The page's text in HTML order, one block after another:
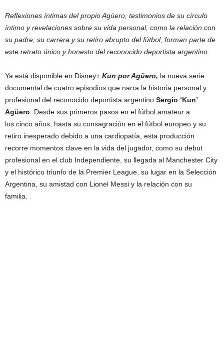
Reflexiones íntimas del propio Agüero, testimonios de su círculo
íntimo y revelaciones sobre su vida personal, como la relación con
su padre, su carrera y su retiro abrupto del fútbol, forman parte de
este retrato único y honesto del reconocido deportista argentino
Ya está disponible en Disney+ Kun por Agüero, la nueva serie
documental de cuatro episodios que narra la historia personal y
profesional del reconocido deportista argentino Sergio ‘Kun’
Agüero . Desde sus primeros pasos en el fútbol amateur a
los cinco años, hasta su consagración en el fútbol europeo y su
retiro inesperado debido a una cardiopatía, esta producción
recorre momentos clave en la vida del jugador, como su debut
profesional en el club Independiente, su llegada al Manchester City
y el histórico triunfo de la Premier League, su lugar en la Selección
Argentina, su amistad con Lionel Messi y la relación con su
familia.